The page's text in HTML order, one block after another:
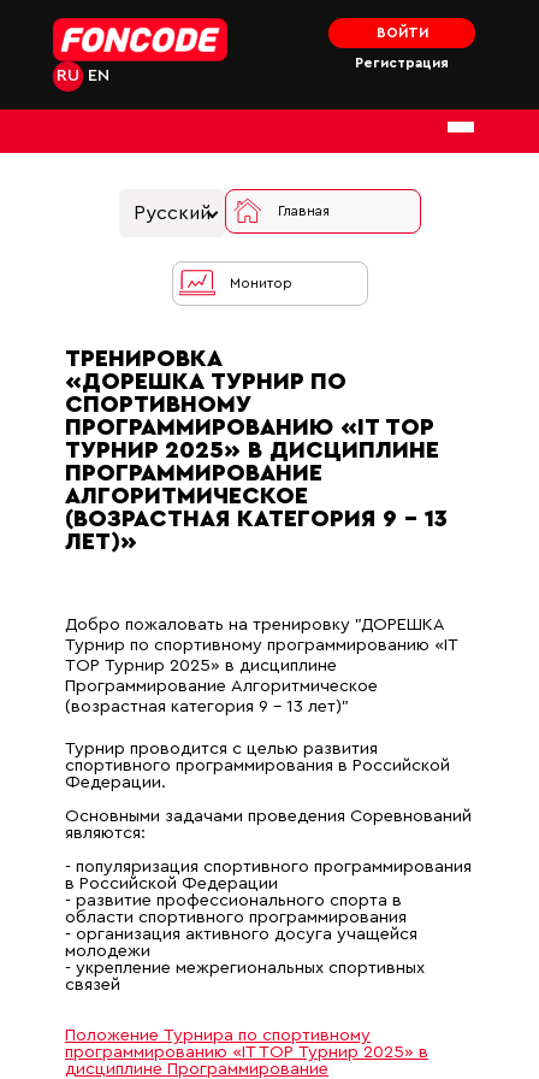
RU EN
ВОЙТИ
Регистрация
Русский Главная
Монитор
ТРЕНИРОВКА
«ДОРЕШКА ТУРНИР ПО
СПОРТИВНОМУ
ПРОГРАММИРОВАНИЮ «IT TOP
ТУРНИР 2025» В ДИСЦИПЛИНЕ
ПРОГРАММИРОВАНИЕ
АЛГОРИТМИЧЕСКОЕ
(ВОЗРАСТНАЯ КАТЕГОРИЯ 9 - 13
ЛЕТ)»
Добро пожаловать на тренировку "ДОРЕШКА
Турнир по спортивному программированию «IT
TOP Турнир 2025» в дисциплине
Программирование Алгоритмическое
(возрастная категория 9 - 13 лет)"
Турнир проводится с целью развития
спортивного программирования в Российской
Федерации.
Основными задачами проведения Соревнований
являются:
- популяризация спортивного программирования
в Российской Федерации
- развитие профессионального спорта в
области спортивного программирования
- организация активного досуга учащейся
молодежи
- укрепление межрегиональных спортивных
связей
Положение Турнира по спортивному
программированию «IT TOP Турнир 2025» в
дисциплине Программирование